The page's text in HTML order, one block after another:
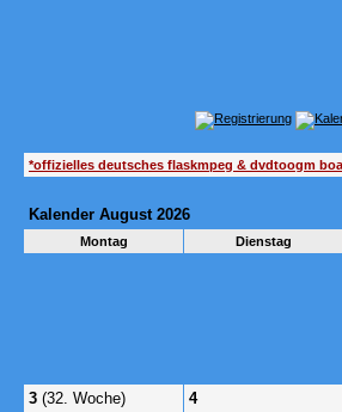
*offizielles deutsches flaskmpeg & dvdtoogm
Kalender August 2026
Montag Dienstag
3 (32. Woche) 4